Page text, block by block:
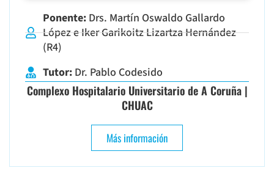
Ponente: Drs. Martín Oswaldo Gallardo
López e Iker Garikoitz Lizartza Hernández
(R4)
Tutor: Dr. Pablo Codesido
Complexo Hospitalario Universitario de A Coruña |
CHUAC
Más información